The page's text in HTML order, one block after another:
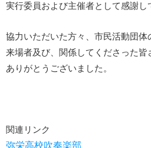
実行委員および主催者として感謝し
協力いただいた方々、市民活動団体
来場者及び、関係してくださった皆
ありがとうございました。
関連リンク
弥栄高校吹奏楽部